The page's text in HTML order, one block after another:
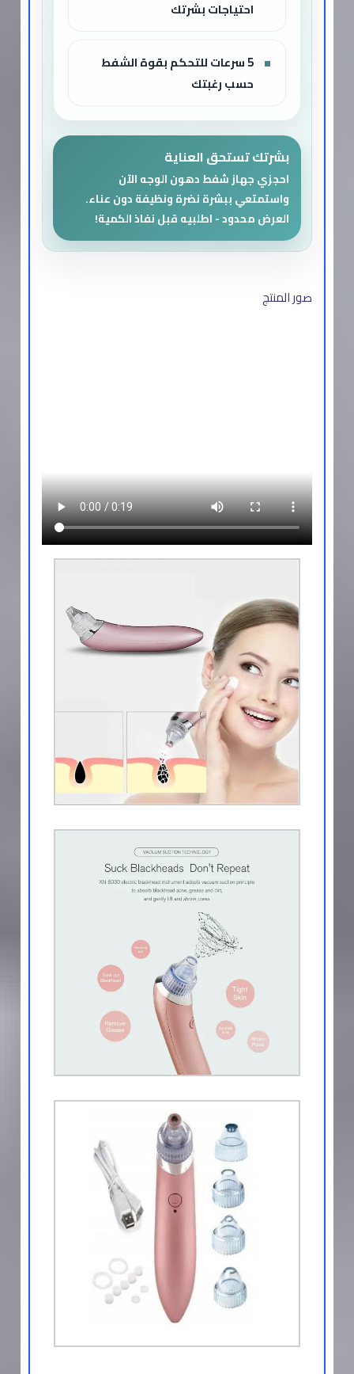
احتياجات بشرتك
5 سرعات للتحكم بقوة الشفط
حسب رغبتك
بشرتك تستحق العناية
احجزي جهاز شفط دهون الوجه الآن
واستمتعي ببشرة نضرة ونظيفة دون عناء.
العرض محدود - اطلبيه قبل نفاذ الكمية!
صور المنتج​